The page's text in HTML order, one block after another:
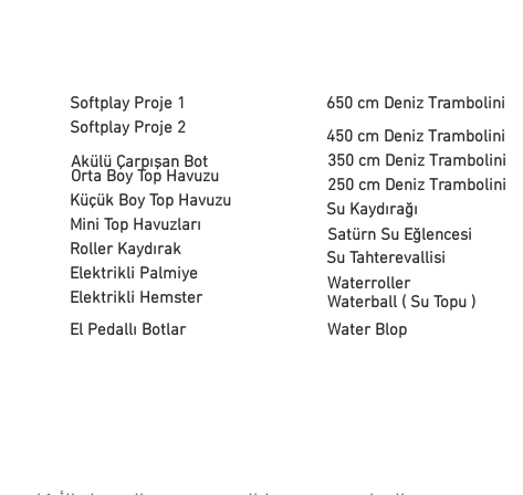
Softplay Proje 1
Softplay Proje 2
Orta Boy Top Havuzu
Küçük Boy Top Havuzu
Mini Top Havuzları
Roller Kaydırak
Elektrikli Palmiye
Elektrikli Hemster
Akülü Çarpışan Bot
El Pedallı Botlar
650 cm Deniz Trambolini
450 cm Deniz Trambolini
350 cm Deniz Trambolini
250 cm Deniz Trambolini
Su Kaydırağı
Satürn Su Eğlencesi
Su Tahterevallisi
Waterroller
Waterball ( Su Topu )
Water Blop